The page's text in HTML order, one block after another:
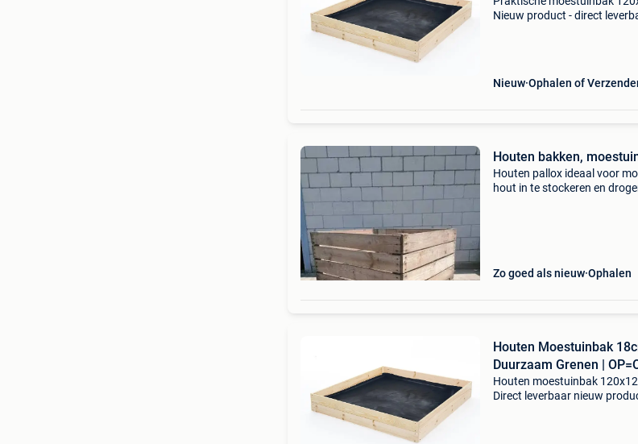
Nieuw product - direct
Nieuw Ophalen of
Houten bakken,
Houten pallox ideaal voor
hout in te stockeren en
Zo goed als nieuw Ophalen
Houten Moestuinbak
Duurzaam Grenen |
Houten moestuinbak
Direct leverbaar nieuw